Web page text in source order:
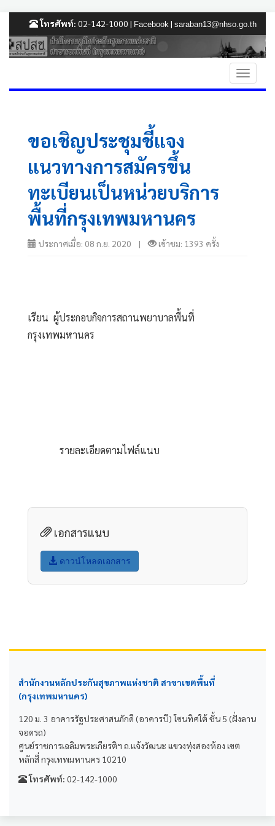
โทรศัพท์: 02-142-1000 | Facebook | saraban13@nhso.go.th
ขอเชิญประชุมชี้แจง
แนวทางการสมัครขึ้น
ทะเบียนเป็นหน่วยบริการ
พื้นที่กรุงเทพมหานคร
ประกาศเมื่อ: 08 ก.ย. 2020 | เข้าชม: 1393 ครั้ง
เรียน  ผู้ประกอบกิจการสถานพยาบาลพื้นที่
กรุงเทพมหานคร
รายละเอียดตามไฟล์แนบ
เอกสารแนบ
ดาวน์โหลดเอกสาร
สำนักงานหลักประกันสุขภาพแห่งชาติ สาขาเขตพื้นที่
(กรุงเทพมหานคร)
120 ม. 3 อาคารรัฐประศาสนภักดี (อาคารบี) โซนทิศใต้ ชั้น 5 (ฝั่งลาน
จอดรถ)
ศูนย์ราชการเฉลิมพระเกียรติฯ ถ.แจ้งวัฒนะ แขวงทุ่งสองห้อง เขต
หลักสี่ กรุงเทพมหานคร 10210
โทรศัพท์: 02-142-1000